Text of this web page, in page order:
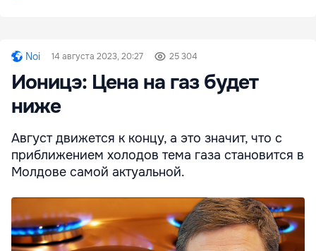
Noi 14 августа 2023, 20:27 25 304
Ионицэ: Цена на газ будет
ниже
Август движется к концу, а это значит, что с
приближением холодов тема газа становится в
Молдове самой актуальной.